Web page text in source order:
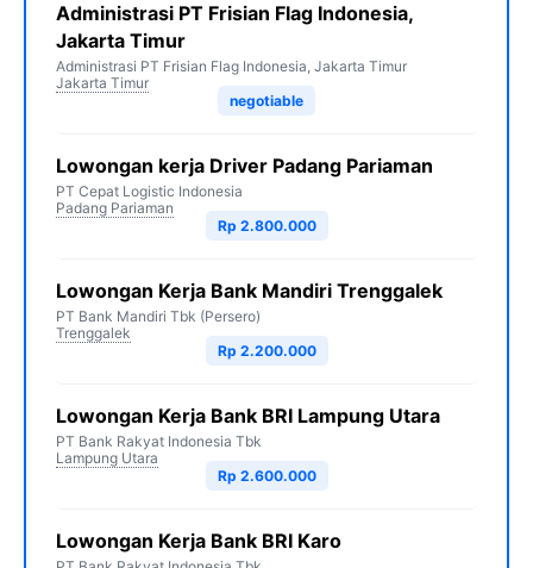
Administrasi PT Frisian Flag Indonesia,
Jakarta Timur
Administrasi PT Frisian Flag Indonesia, Jakarta Timur
Jakarta Timur
negotiable
Lowongan kerja Driver Padang Pariaman
PT Cepat Logistic Indonesia
Padang Pariaman
Rp 2.800.000
Lowongan Kerja Bank Mandiri Trenggalek
PT Bank Mandiri Tbk (Persero)
Trenggalek
Rp 2.200.000
Lowongan Kerja Bank BRI Lampung Utara
PT Bank Rakyat Indonesia Tbk
Lampung Utara
Rp 2.600.000
Lowongan Kerja Bank BRI Karo